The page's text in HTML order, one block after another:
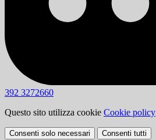
392 3272660
Questo sito utilizza cookie Cookie policy
Consenti solo necessari Consenti tutti